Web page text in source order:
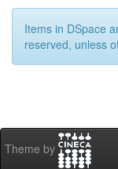
Items in DSpace
reserved, unless
Theme by